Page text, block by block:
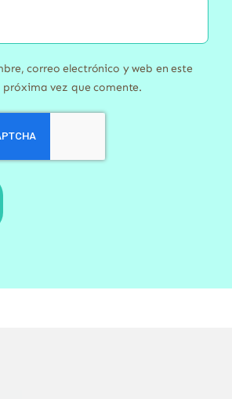
correo electrónico y web en este
vez que comente.